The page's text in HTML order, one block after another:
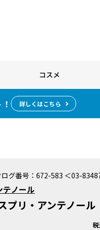
コスメ
！ 詳しくはこちら
ログ番号：672-583 ＜03-
テノール
プリ・アンテノール